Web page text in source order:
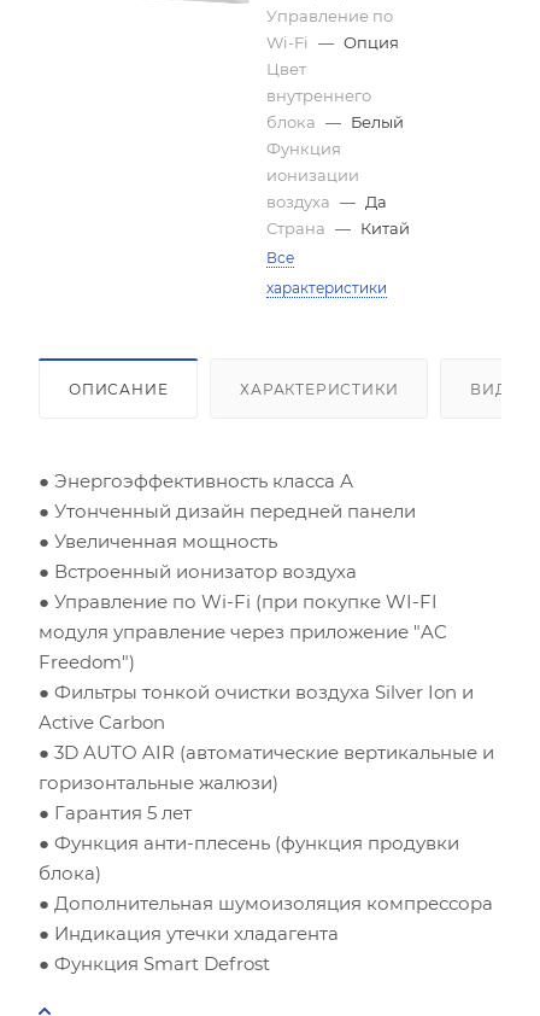
Управление по
Wi-Fi
— Опция
Цвет
внутреннего
блока — Белый
Функция
ионизации
воздуха — Да
Страна — Китай
Все
характеристики
ОПИСАНИЕ ХАРАКТЕРИСТИКИ ВИДЕО
● Энергоэффективность класса А
● Утонченный дизайн передней панели
● Увеличенная мощность
● Встроенный ионизатор воздуха
● Управление по Wi-Fi (при покупке WI-FI
модуля управление через приложение "AC
Freedom")
● Фильтры тонкой очистки воздуха Silver Ion и
Active Carbon
● 3D AUTO AIR (автоматические вертикальные и
горизонтальные жалюзи)
● Гарантия 5 лет
● Функция анти-плесень (функция продувки
блока)
● Дополнительная шумоизоляция компрессора
● Индикация утечки хладагента
● Функция Smart Defrost
Инсоляция (степень освещенности солнцем)
Количество людей
Количество компьютеров
Количество телевизоров
Мощность остальной бытовой техники, Вт
Расчётная мощность охлаждения:
Рекомендуемый диапазон мощности: 2.40 - 2.91кВт